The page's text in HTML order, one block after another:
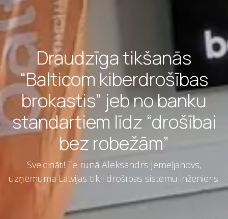
Draudzīga tikšanās
“Balticom kiberdrošības
brokastis” jeb no banku
standartiem līdz “drošībai
bez robežām”
Sveicināti! Te runā Aleksandrs Jemeļjanovs,
uzņēmuma Latvijas tīkli drošības sistēmu inženieris.